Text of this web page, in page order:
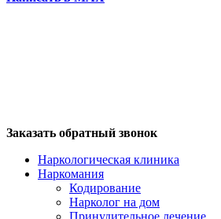
Заказать обратный звонок
Наркологическая клиника
Наркомания
Кодирование
Нарколог на дом
Принудительное лечение